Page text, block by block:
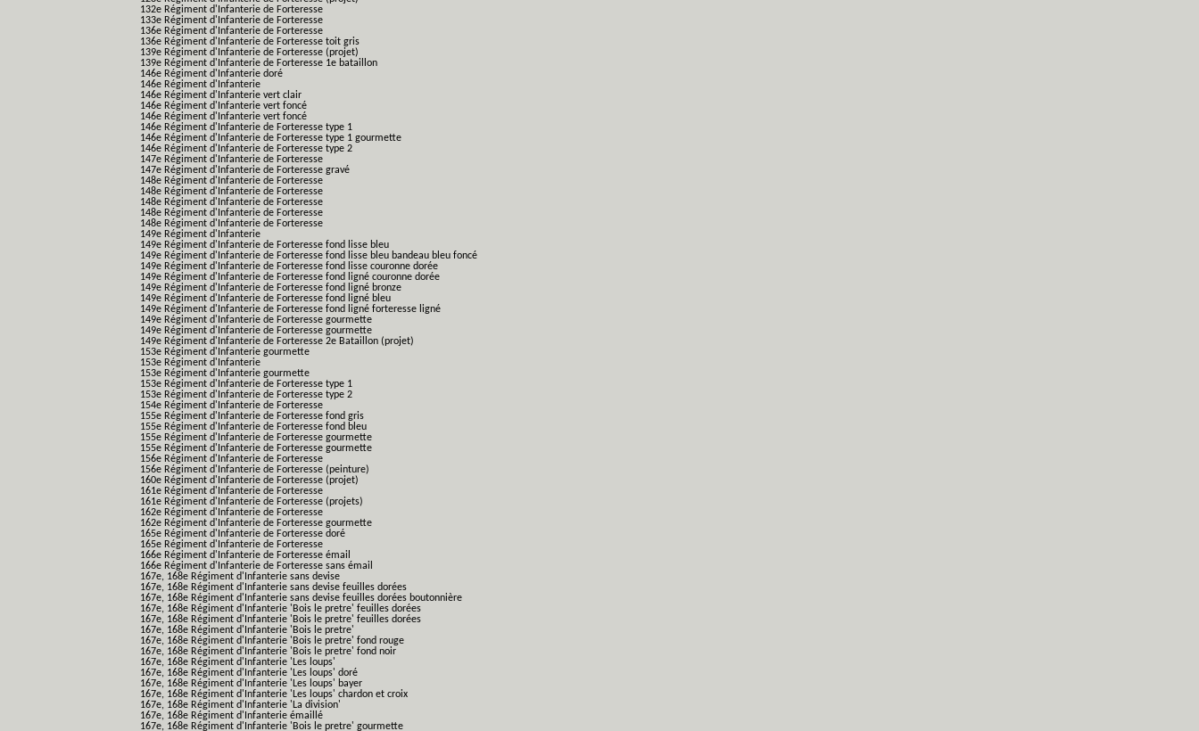
132e Régiment d'Infanterie de Forteresse
133e Régiment d'Infanterie de Forteresse
136e Régiment d'Infanterie de Forteresse
136e Régiment d'Infanterie de Forteresse toit gris
139e Régiment d'Infanterie de Forteresse (projet)
139e Régiment d'Infanterie de Forteresse 1e bataillon
146e Régiment d'Infanterie doré
146e Régiment d'Infanterie
146e Régiment d'Infanterie vert clair
146e Régiment d'Infanterie vert foncé
146e Régiment d'Infanterie vert foncé
146e Régiment d'Infanterie de Forteresse type 1
146e Régiment d'Infanterie de Forteresse type 1 gourmette
146e Régiment d'Infanterie de Forteresse type 2
147e Régiment d'Infanterie de Forteresse
147e Régiment d'Infanterie de Forteresse gravé
148e Régiment d'Infanterie de Forteresse
148e Régiment d'Infanterie de Forteresse
148e Régiment d'Infanterie de Forteresse
148e Régiment d'Infanterie de Forteresse
148e Régiment d'Infanterie de Forteresse
149e Régiment d'Infanterie
149e Régiment d'Infanterie de Forteresse fond lisse bleu
149e Régiment d'Infanterie de Forteresse fond lisse bleu bandeau bleu foncé
149e Régiment d'Infanterie de Forteresse fond lisse couronne dorée
149e Régiment d'Infanterie de Forteresse fond ligné couronne dorée
149e Régiment d'Infanterie de Forteresse fond ligné bronze
149e Régiment d'Infanterie de Forteresse fond ligné bleu
149e Régiment d'Infanterie de Forteresse fond ligné forteresse ligné
149e Régiment d'Infanterie de Forteresse gourmette
149e Régiment d'Infanterie de Forteresse gourmette
149e Régiment d'Infanterie de Forteresse 2e Bataillon (projet)
153e Régiment d'Infanterie gourmette
153e Régiment d'Infanterie
153e Régiment d'Infanterie gourmette
153e Régiment d'Infanterie de Forteresse type 1
153e Régiment d'Infanterie de Forteresse type 2
154e Régiment d'Infanterie de Forteresse
155e Régiment d'Infanterie de Forteresse fond gris
155e Régiment d'Infanterie de Forteresse fond bleu
155e Régiment d'Infanterie de Forteresse gourmette
155e Régiment d'Infanterie de Forteresse gourmette
156e Régiment d'Infanterie de Forteresse
156e Régiment d'Infanterie de Forteresse (peinture)
160e Régiment d'Infanterie de Forteresse (projet)
161e Régiment d'Infanterie de Forteresse
161e Régiment d'Infanterie de Forteresse (projets)
162e Régiment d'Infanterie de Forteresse
162e Régiment d'Infanterie de Forteresse gourmette
165e Régiment d'Infanterie de Forteresse doré
165e Régiment d'Infanterie de Forteresse
166e Régiment d'Infanterie de Forteresse émail
166e Régiment d'Infanterie de Forteresse sans émail
167e, 168e Régiment d'Infanterie sans devise
167e, 168e Régiment d'Infanterie sans devise feuilles dorées
167e, 168e Régiment d'Infanterie sans devise feuilles dorées boutonnière
167e, 168e Régiment d'Infanterie 'Bois le pretre' feuilles dorées
167e, 168e Régiment d'Infanterie 'Bois le pretre' feuilles dorées
167e, 168e Régiment d'Infanterie 'Bois le pretre'
167e, 168e Régiment d'Infanterie 'Bois le pretre' fond rouge
167e, 168e Régiment d'Infanterie 'Bois le pretre' fond noir
167e, 168e Régiment d'Infanterie 'Les loups'
167e, 168e Régiment d'Infanterie 'Les loups' doré
167e, 168e Régiment d'Infanterie 'Les loups' bayer
167e, 168e Régiment d'Infanterie 'Les loups' chardon et croix
167e, 168e Régiment d'Infanterie 'La division'
167e, 168e Régiment d'Infanterie émaillé
167e, 168e Régiment d'Infanterie 'Bois le pretre' gourmette